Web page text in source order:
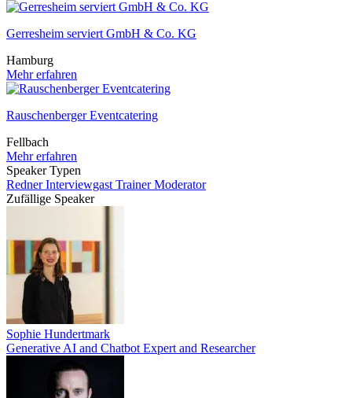
Gerresheim serviert GmbH & Co. KG
Hamburg
Mehr erfahren
Rauschenberger Eventcatering
Fellbach
Mehr erfahren
Speaker Typen
RednerInterviewgast TrainerModerator
Zufällige Speaker
Sophie Hundertmark
Generative AI and Chatbot Expert and Researcher